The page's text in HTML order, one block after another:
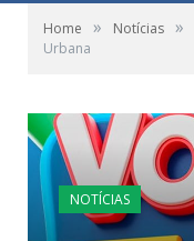
Home » Notícias »
Urbana
NOTÍCIAS